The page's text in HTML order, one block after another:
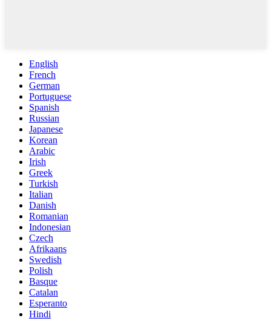
English
French
German
Portuguese
Spanish
Russian
Japanese
Korean
Arabic
Irish
Greek
Turkish
Italian
Danish
Romanian
Indonesian
Czech
Afrikaans
Swedish
Polish
Basque
Catalan
Esperanto
Hindi